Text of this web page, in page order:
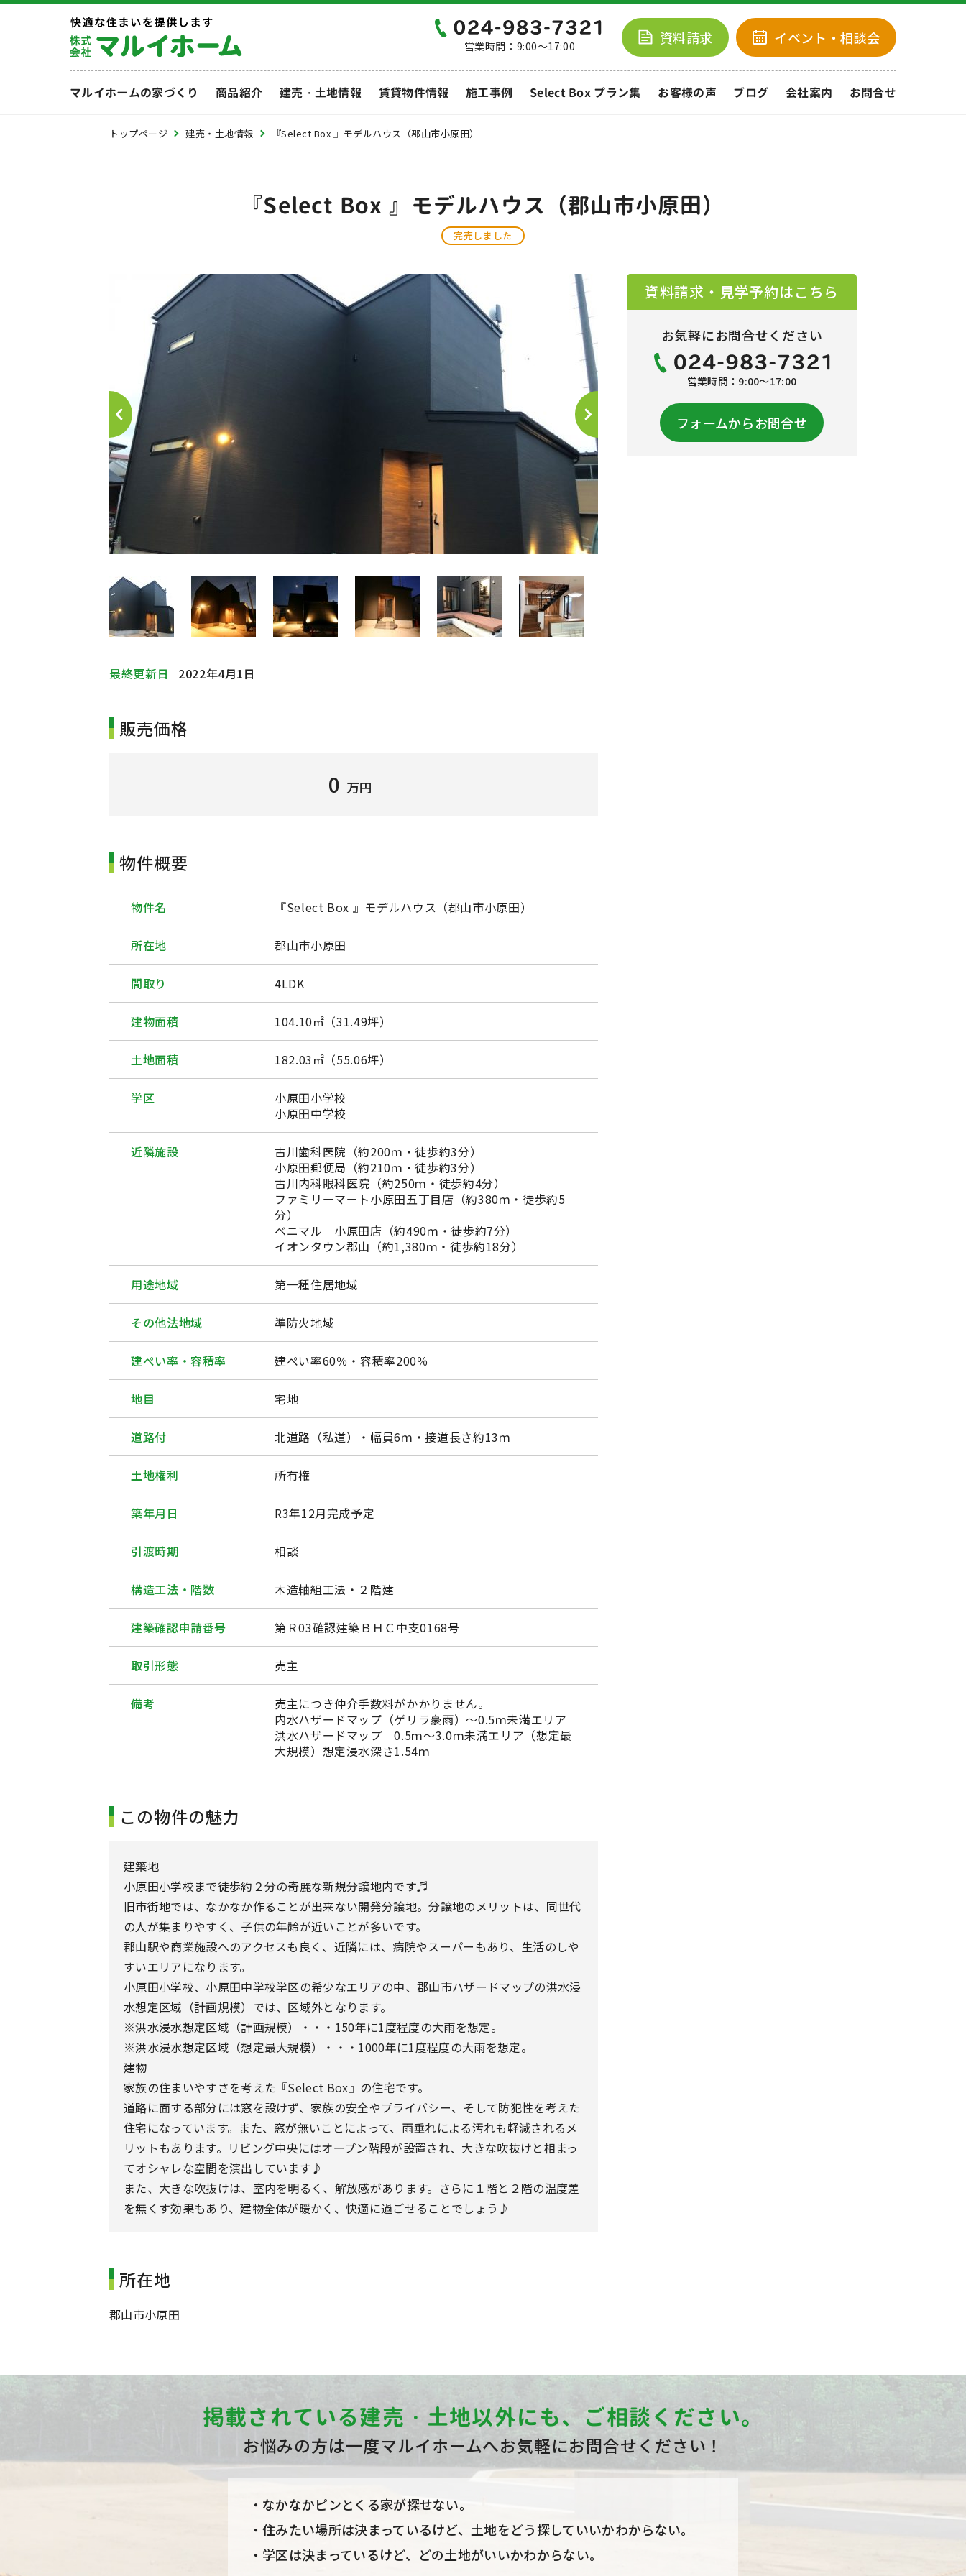
営業時間：9:00～17:00 資料請求 イベント ・相談会
マルイホームの家づくり 商品紹介 建売・土地情報 賃貸物件情報 施工事例 Select Box プラン集 お客様の声 ブログ 会社案内 お問合せ
トップページ 建売・土地情報 『Select Box 』モデルハウス（郡山市小原田）
『Select Box 』モデルハウス（郡山市小原田）
完売しました
最終更新日 2022年4月1日
販売価格
0 万円
物件概要
物件名 『Select Box 』モデルハウス（郡山市小原田）
所在地 郡山市小原田
間取り 4LDK
建物面積 104.10㎡（31.49坪）
土地面積 182.03㎡（55.06坪）
学区
小原田小学校
小原田中学校
近隣施設
古川歯科医院（約200ｍ・徒歩約3分）
小原田郵便局（約210ｍ・徒歩約3分）
古川内科眼科医院（約250ｍ・徒歩約4分）
ファミリーマート小原田五丁目店（約380ｍ・徒歩約5
分）
ベニマル 小原田店（約490ｍ・徒歩約7分）
イオンタウン郡山（約1,380ｍ・徒歩約18分）
用途地域 第一種住居地域
その他法地域 準防火地域
建ぺい率・容積率 建ぺい率60％・容積率200％
地目 宅地
道路付 北道路（私道）・幅員6ｍ・接道長さ約13ｍ
土地権利 所有権
築年月日 R3年12月完成予定
引渡時期 相談
構造工法・階数 木造軸組工法・２階建
建築確認申請番号 第Ｒ03確認建築ＢＨＣ中支0168号
取引形態 売主
備考
売主につき仲介手数料がかかりません。
内水ハザードマップ（ゲリラ豪雨）～0.5ｍ未満エリア
洪水ハザードマップ 0.5ｍ～3.0ｍ未満エリア（想定最
大規模）想定浸水深さ1.54ｍ
この物件の魅力
建築地
小原田小学校まで徒歩約２分の奇麗な新規分譲地内です♬
旧市街地では、なかなか作ることが出来ない開発分譲地。分譲地のメリットは、同世代
の人が集まりやすく、子供の年齢が近いことが多いです。
郡山駅や商業施設へのアクセスも良く、近隣には、病院やスーパーもあり、生活のしや
すいエリアになります。
小原田小学校、小原田中学校学区の希少なエリアの中、郡山市ハザードマップの洪水浸
水想定区域（計画規模）では、区域外となります。
※洪水浸水想定区域（計画規模）・・・150年に1度程度の大雨を想定。
※洪水浸水想定区域（想定最大規模）・・・1000年に1度程度の大雨を想定。
建物
家族の住まいやすさを考えた『Select Box』の住宅です。
道路に面する部分には窓を設けず、家族の安全やプライバシー、そして防犯性を考えた
住宅になっています。また、窓が無いことによって、雨垂れによる汚れも軽減されるメ
リットもあります。リビング中央にはオープン階段が設置され、大きな吹抜けと相まっ
てオシャレな空間を演出しています♪
また、大きな吹抜けは、室内を明るく、解放感があります。さらに１階と２階の温度差
を無くす効果もあり、建物全体が暖かく、快適に過ごせることでしょう♪
所在地
郡山市小原田
資料請求・見学予約はこちら
お気軽にお問合せください
営業時間：9:00～17:00
フォームからお問合せ
掲載されている建売・土地以外にも、 ご相談ください。
お悩みの方は一度マルイホームへお気軽にお問合せください！
なかなかピンとくる家が探せない。
住みたい場所は決まっているけど、土地をどう探していいかわからない。
学区は決まっているけど、どの土地がいいかわからない。